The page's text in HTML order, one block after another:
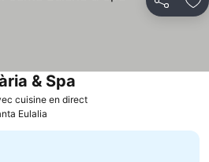
Partager
cuisine en direct
& Spa
Eulalia